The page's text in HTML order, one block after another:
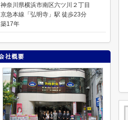
神奈川県横浜市南区六ツ川２丁目
京急本線「弘明寺」駅 徒歩23分
築17年